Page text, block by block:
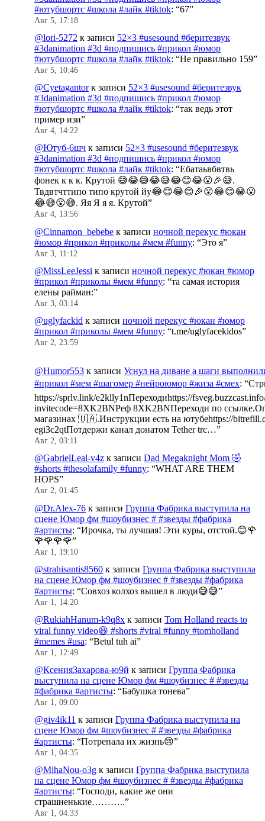
#ютубшортс #школа #лайк #tiktok: “67”
Авг 5, 17:18
@lori-5272 к записи 52×3 #usesound #беритезвук
#3danimation #3d #подпишись #прикол #юмор
#ютубшортс #школа #лайк #tiktok: “Не правильно 159”
Авг 5, 10:46
@Cyetagantorк записи 52×3 #usesound #беритезвук
#3danimation #3d #подпишись #прикол #юмор
#ютубшортс #школа #лайк #tiktok: “так ведь этот
пример изи”
Авг 4, 14:22
@Ютуб-6шч к записи 52×3 #usesound #беритезвук
#3danimation #3d #подпишись #прикол #юмор
#ютубшортс #школа #лайк #tiktok: “Ебатаьвбвтвь
фонек к к к. Крутой 😅😂😅😂😅😂😊😂😮🎉😅.
Твдвтчттипо типо крутой йу😂😊😂😊🎉😮😂😊😂😮
😂😅😮😅. Яя Я я я. Крутой”
Авг 4, 13:56
@Cinnamon_bebebe к записи ночной перекус #юкан
#юмор #прикол #приколы #мем #funny: “Это я”
Авг 3, 11:12
@MissLeeJessi к записи ночной перекус #юкан #юмор
#прикол #приколы #мем #funny: “та самая история
елены райман:”
Авг 3, 03:14
@uglyfackid к записи ночной перекус #юкан #юмор
#прикол #приколы #мем #funny: “t.me/uglyfacekidos”
Авг 2, 23:59
@Humor553 к записи Уснул на диване а шаги
#прикол #мем #шагомер #нейроюмор #жиза #смех: “
https://sprlv.link/e2klly1nПереходиhttps://
invitecode=8XK2BNРеф 8XK2BNПереходи по
магазинах 🇺🇦.Инструкции есть на ютубеhttps://
egi3c2qtПотдержи канал донатом Tether trc…”
Авг 2, 03:11
@GabrielLeal-v4z к записи Dad Megaknight Mom 🤣
#shorts #thesolafamily #funny: “WHAT ARE THEM
HOPS”
Авг 2, 01:45
@Dr.Alex-76 к записи Группа Фабрика выступила на
сцене Юмор фм #шоубизнес # #звезды #фабрика
#артисты: “Ирочка, ты лучшая! Эти куры, отстой.😊🌹
🌹🌹🌹🌹”
Авг 1, 19:10
@strahisantis8560 к записи Группа Фабрика выступила
на сцене Юмор фм #шоубизнес # #звезды #фабрика
#артисты: “Совхоз колхоз вышел в люди😅😅”
Авг 1, 14:20
@RukiahHanum-k9q8x к записи Tom Holland reacts to
viral funny video😆 #shorts #viral #funny #tomholland
#memes #usa: “Betul tuh ai”
Авг 1, 12:49
@КсенияЗахарова-ю9й к записи Группа Фабрика
выступила на сцене Юмор фм #шоубизнес # #звезды
#фабрика #артисты: “Бабушка тонева”
Авг 1, 09:00
@giv4ik11 к записи Группа Фабрика выступила на
сцене Юмор фм #шоубизнес # #звезды #фабрика
#артисты: “Потрепала их жизнь😢”
Авг 1, 04:35
@MihaNou-o3g к записи Группа Фабрика выступила
на сцене Юмор фм #шоубизнес # #звезды #фабрика
#артисты: “Господи, какие же они
страшненькие………..”
Авг 1, 04:33